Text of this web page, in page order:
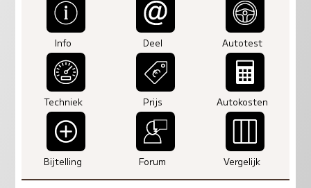
Info Deel Autotest
Techniek Prijs Autokosten
Bijtelling Forum Vergelijk